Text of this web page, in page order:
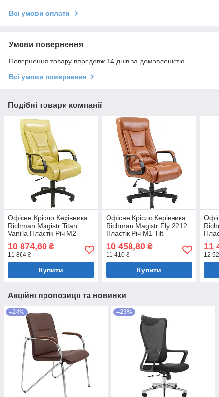
Всі умови оплати
Умови повернення
Повернення товару впродовж 14 днів за домовленістю
Всі умови повернення
Подібні товари компанії
Офісне Крісло Керівника
Richman Magistr Titan
Vanilla Пластік Річ М2
AnyFix Ванільний
10 874,60 ₴
11 864 ₴
Купити
Офісне Крісло Керівника
Richman Magistr Fly 2212
Пластік Річ М1 Tilt
Коричневий
10 458,80₴
11 410 ₴
Купити
11
12
Акційні пропозиції та новинки
–24% –23%